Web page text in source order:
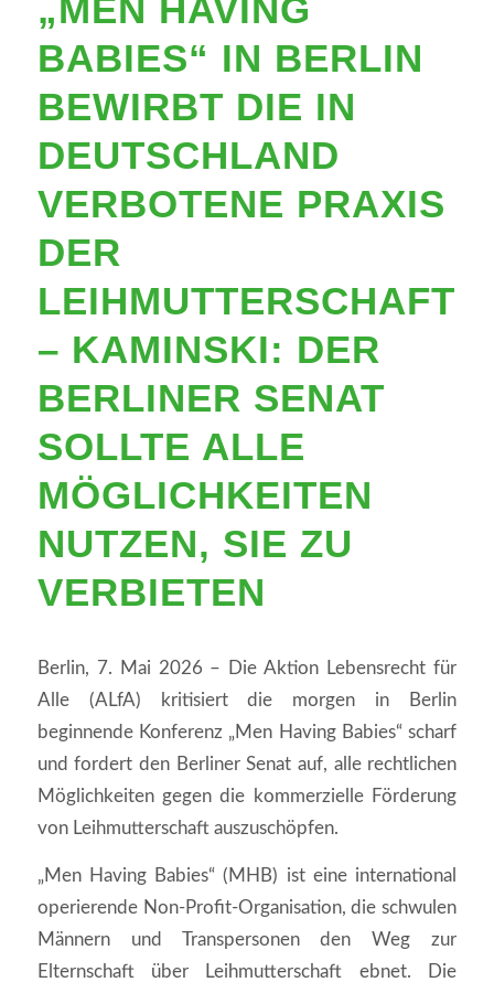
„MEN HAVING
BABIES“ IN BERLIN
BEWIRBT DIE IN
DEUTSCHLAND
VERBOTENE PRAXIS
DER
LEIHMUTTERSCHAFT
– KAMINSKI: DER
BERLINER SENAT
SOLLTE ALLE
MÖGLICHKEITEN
NUTZEN, SIE ZU
VERBIETEN
Berlin, 7. Mai 2026 – Die Aktion Lebensrecht für
Alle (ALfA) kritisiert die morgen in Berlin
beginnende Konferenz „Men Having Babies“ scharf
und fordert den Berliner Senat auf, alle rechtlichen
Möglichkeiten gegen die kommerzielle Förderung
von Leihmutterschaft auszuschöpfen.
„Men Having Babies“ (MHB) ist eine international
operierende Non-Profit-Organisation, die schwulen
Männern und Transpersonen den Weg zur
Elternschaft über Leihmutterschaft ebnet. Die